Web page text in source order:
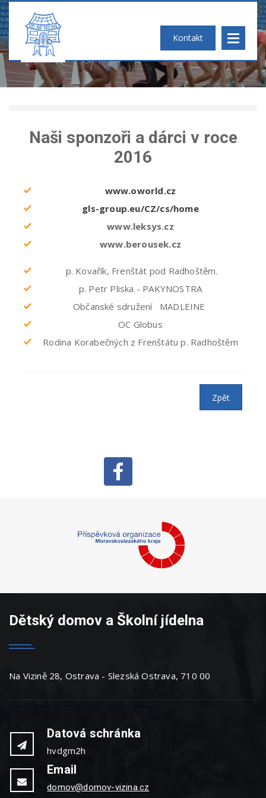
Kontakt
PODĚKOVÁNÍ
Naši sponzoři a dárci v roce
2016
www.oworld.cz
gls-group.eu/CZ/cs/home
www.leksys.cz
www.berousek.cz
p. Kovařík, Frenštát pod Radhoštěm.
p. Petr Pliska - PAKYNOSTRA
Občanské sdružení MADLEINE
OC Globus
Rodina Korabečných z Frenštátu p. Radhoštěm
Zpět
Dětský domov a Školní jídelna
Na Vizině 28, Ostrava - Slezská Ostrava, 710 00
Datová schránka
hvdgm2h
Email
domov@domov-vizina.cz